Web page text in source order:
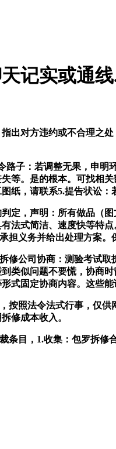
记实或通
对方违约或不合理之处
：若调整无果，申明
等。是的根本。可找相
纸，请联系5.提告状讼
，声明：所有做品（图
法式简洁、速度快等特
担义务并给出处理方案。
公司协商：测验考试取
类似问题不要慌，协商
式固定协商内容。这些
照法令法式行事，仅供
修成本收入。
目，1.收集：包罗拆修